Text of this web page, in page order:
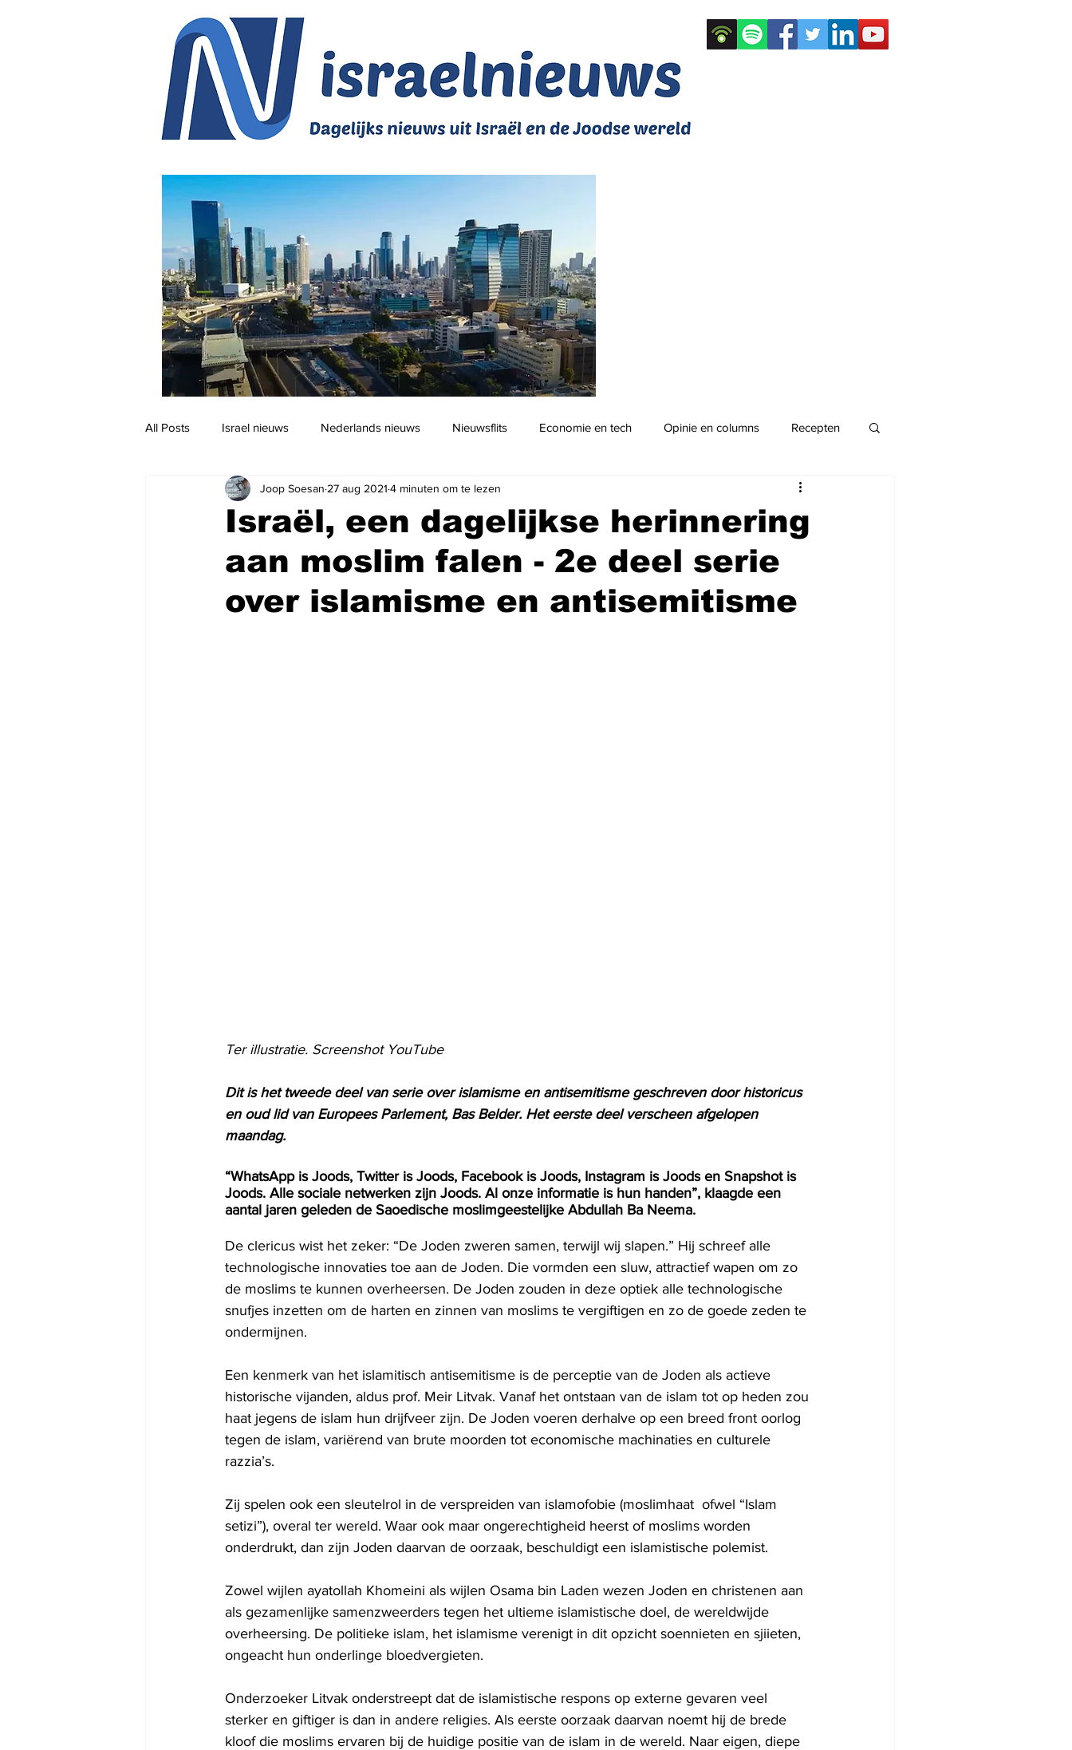
All Posts Israel nieuws Nederlands nieuws Nieuwsflits Economie en tech Opinie en columns Recepten
Jodendom en cultuur Podcast
Israël, een dagelijkse herinnering
aan moslim falen - 2e deel serie
over islamisme en antisemitisme
Joop Soesan 27 aug 2021 4 minuten om te lezen
Ter illustratie. Screenshot YouTube
Dit is het tweede deel van serie over islamisme en antisemitisme geschreven door historicus
en oud lid van Europees Parlement, Bas Belder. Het eerste deel verscheen afgelopen
maandag.
“WhatsApp is Joods, Twitter is Joods, Facebook is Joods, Instagram is Joods en Snapshot is
Joods. Alle sociale netwerken zijn Joods. Al onze informatie is hun handen”, klaagde een
aantal jaren geleden de Saoedische moslimgeestelijke Abdullah Ba Neema.
De clericus wist het zeker: “De Joden zweren samen, terwijl wij slapen.” Hij schreef alle
technologische innovaties toe aan de Joden. Die vormden een sluw, attractief wapen om zo
de moslims te kunnen overheersen. De Joden zouden in deze optiek alle technologische
snufjes inzetten om de harten en zinnen van moslims te vergiftigen en zo de goede zeden te
ondermijnen.
Een kenmerk van het islamitisch antisemitisme is de perceptie van de Joden als actieve
historische vijanden, aldus prof. Meir Litvak. Vanaf het ontstaan van de islam tot op heden zou
haat jegens de islam hun drijfveer zijn. De Joden voeren derhalve op een breed front oorlog
tegen de islam, variërend van brute moorden tot economische machinaties en culturele
razzia’s.
Zij spelen ook een sleutelrol in de verspreiden van islamofobie (moslimhaat  ofwel “Islam
setizi”), overal ter wereld. Waar ook maar ongerechtigheid heerst of moslims worden
onderdrukt, dan zijn Joden daarvan de oorzaak, beschuldigt een islamistische polemist.
Zowel wijlen ayatollah Khomeini als wijlen Osama bin Laden wezen Joden en christenen aan
als gezamenlijke samenzweerders tegen het ultieme islamistische doel, de wereldwijde
overheersing. De politieke islam, het islamisme verenigt in dit opzicht soennieten en sjiieten,
ongeacht hun onderlinge bloedvergieten.
Onderzoeker Litvak onderstreept dat de islamistische respons op externe gevaren veel
sterker en giftiger is dan in andere religies. Als eerste oorzaak daarvan noemt hij de brede
kloof die moslims ervaren bij de huidige positie van de islam in de wereld. Naar eigen, diepe